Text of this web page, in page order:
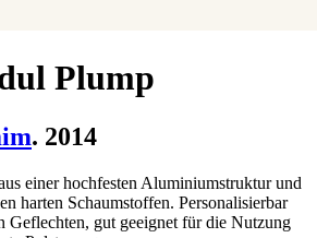
Plump
. 2014
einer hochfesten Aluminiumstruktur und
harten Schaumstoffen. Personalisierbar
Geflechten, gut geeignet für die Nutzung